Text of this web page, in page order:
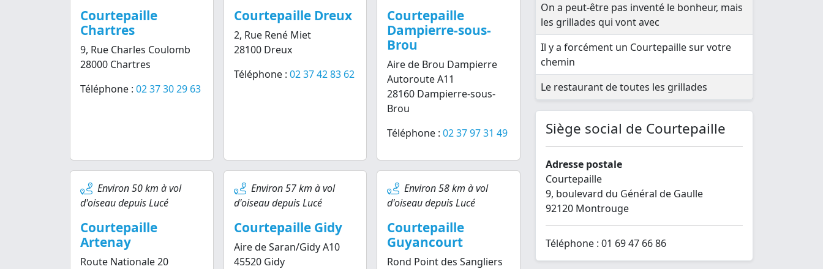
Courtepaille
Chartres
9, Rue Charles Coulomb
28000 Chartres
Téléphone : 02 37 30 29 63
Courtepaille Dreux
2, Rue René Miet
28100 Dreux
Téléphone : 02 37 42 83 62
Courtepaille
Dampierre-sous-
Brou
Aire de Brou Dampierre
Autoroute A11
28160 Dampierre-sous-
Brou
Téléphone :02 37 97 31 49
Environ 50 km à vol
d'oiseau depuis Lucé
Courtepaille
Artenay
Route Nationale 20
Environ 57 km à vol
d'oiseau depuis Lucé
Courtepaille Gidy
Aire de Saran/Gidy A10
45520 Gidy
Environ 58 km à vol
d'oiseau depuis Lucé
Courtepaille
Guyancourt
Rond Point des Sangliers
On a peut-être pas inventé le bonheur, mais
les grillades qui vont avec
Il y a forcément un Courtepaille sur votre
chemin
Le restaurant de toutes les grillades
Siège social de Courtepaille
Adresse postale
Courtepaille
9, boulevard du Général de Gaulle
92120 Montrouge
Téléphone : 01 69 47 66 86